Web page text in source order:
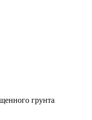
грунта